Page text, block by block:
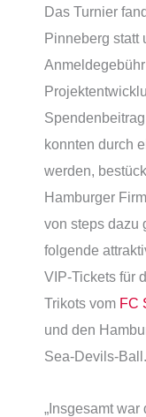
Das Turnier
Pinneberg statt
konnten durch
werden,
Hamburger
von steps dazu
folgende
VIP-Tickets für
Trikots vom FC
und den
Sea-Devils-Ball.
„Insgesamt